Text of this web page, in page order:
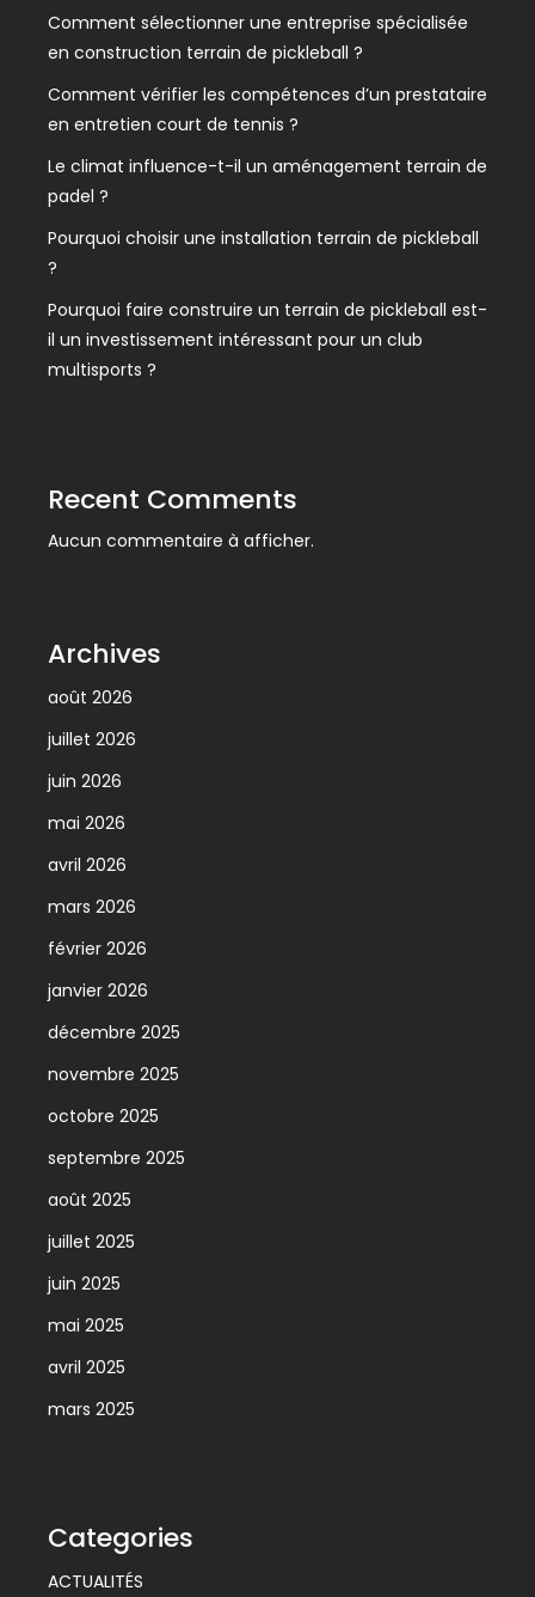
Comment sélectionner une entreprise spécialisée
en construction terrain de pickleball ?
Comment vérifier les compétences d’un prestataire
en entretien court de tennis ?
Le climat influence-t-il un aménagement terrain de
padel ?
Pourquoi choisir une installation terrain de pickleball
?
Pourquoi faire construire un terrain de pickleball est-
il un investissement intéressant pour un club
multisports ?
Recent Comments
Aucun commentaire à afficher.
Archives
août 2026
juillet 2026
juin 2026
mai 2026
avril 2026
mars 2026
février 2026
janvier 2026
décembre 2025
novembre 2025
octobre 2025
septembre 2025
août 2025
juillet 2025
juin 2025
mai 2025
avril 2025
mars 2025
Categories
ACTUALITÉS